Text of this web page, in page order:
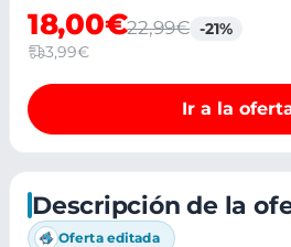
18,00€22,99€ -21%
3,99€
Ir a la
Descripción de la
Oferta editada